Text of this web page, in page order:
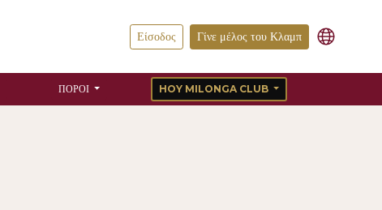
Είσοδος Γίνε μέλος του Κλαμπ
ΠΌΡΟΙ HOY MILONGA CLUB